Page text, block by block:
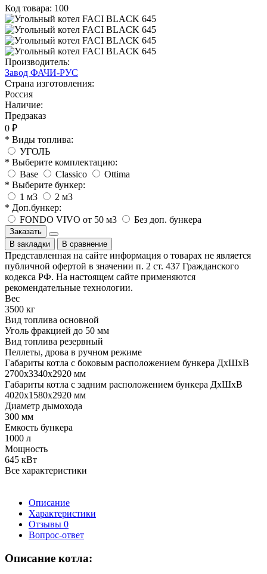
Код товара: 100
Производитель:
Завод ФАЧИ-РУС
Страна изготовления:
Россия
Наличие:
Предзаказ
0 ₽
* Виды топлива:
УГОЛЬ
* Выберите комплектацию:
Base
Classico
Ottima
* Выберите бункер:
1 м3
2 м3
* Доп.бункер:
FONDO VIVO от 50 м3
Без доп. бункера
Заказать
В закладки
В сравнение
Представленная на сайте информация о товарах не является
публичной офертой в значении п. 2 ст. 437 Гражданского
кодекса РФ. На настоящем сайте применяются
рекомендательные технологии.
Вес
3500 кг
Вид топлива основной
Уголь фракцией до 50 мм
Вид топлива резервный
Пеллеты, дрова в ручном режиме
Габариты котла с боковым расположением бункера ДхШхВ
2700х3340х2920 мм
Габариты котла с задним расположением бункера ДхШхВ
4020х1580х2920 мм
Диаметр дымохода
300 мм
Емкость бункера
1000 л
Мощность
645 кВт
Все характеристики
Описание
Характеристики
Отзывы 0
Вопрос-ответ
Описание котла: